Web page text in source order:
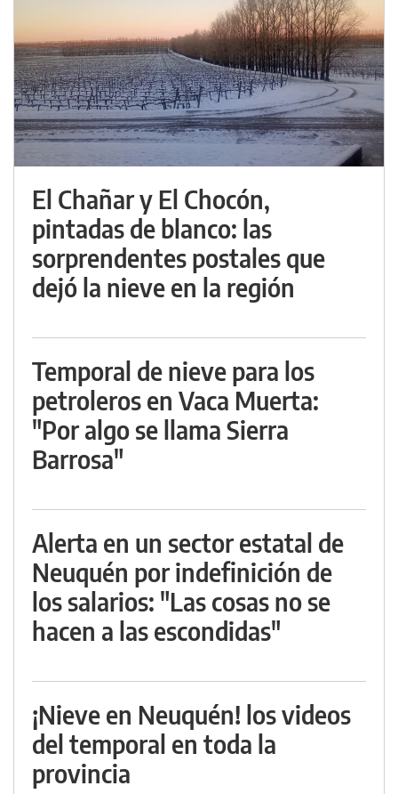
El Chañar y El Chocón,
pintadas de blanco: las
sorprendentes postales que
dejó la nieve en la región
Temporal de nieve para los
petroleros en Vaca Muerta:
"Por algo se llama Sierra
Barrosa"
Alerta en un sector estatal de
Neuquén por indefinición de
los salarios: "Las cosas no se
hacen a las escondidas"
¡Nieve en Neuquén! los videos
del temporal en toda la
provincia